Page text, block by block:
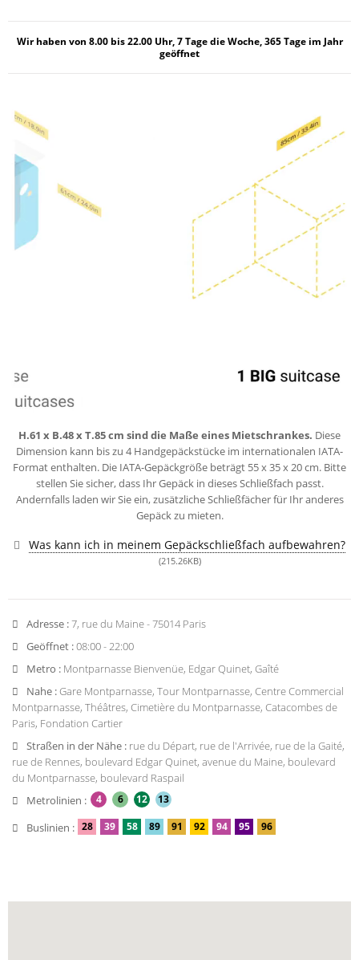
Wir haben von 8.00 bis 22.00 Uhr, 7 Tage die Woche, 365 Tage im Jahr
geöffnet
Adresse :7, rue du Maine - 75014 Paris
Geöffnet :08:00 - 22:00
Metro : Montparnasse Bienvenüe, Edgar Quinet, Gaîté
Nahe :Gare Montparnasse, Tour Montparnasse, Centre Commercial
Montparnasse, Théâtres, Cimetière du Montparnasse, Catacombes de
Paris, Fondation Cartier
Straßen in der Nähe : rue du Départ, rue de l'Arrivée, rue de la Gaité,
rue de Rennes, boulevard Edgar Quinet, avenue du Maine, boulevard
du Montparnasse, boulevard Raspail
Metrolinien :
4 6 12 13
Buslinien : 28 39 58 89 91 92 94 95 96
H.61 x B.48 x T.85 cm sind die Maße eines Mietschrankes. Diese
Dimension kann bis zu 4 Handgepäckstücke im internationalen IATA-
Format enthalten. Die IATA-Gepäckgröße beträgt 55 x 35 x 20 cm. Bitte
stellen Sie sicher, dass Ihr Gepäck in dieses Schließfach passt.
Andernfalls laden wir Sie ein, zusätzliche Schließfächer für Ihr anderes
Gepäck zu mieten.
Was kann ich in meinem Gepäckschließfach aufbewahren?
(215.26KB)